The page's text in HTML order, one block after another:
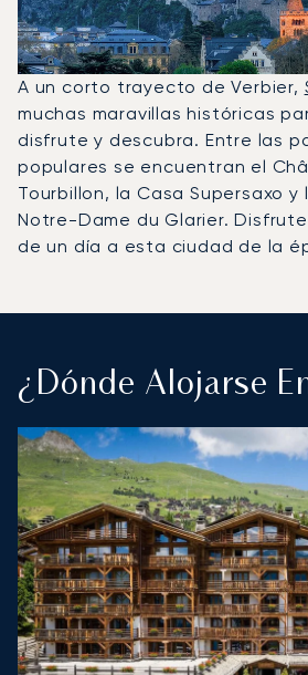
A un corto trayecto de Verbier,
muchas maravillas históricas
disfrute y descubra. Entre las
populares se encuentran el
Tourbillon, la Casa Supersaxo
Notre-Dame du Glarier.
de un día a esta ciudad de la
¿Dónde Alojarse